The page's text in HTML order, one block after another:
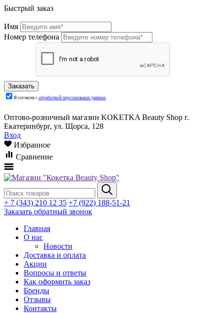
Быстрый заказ
Имя
Номер телефона
Я согласен с обработкой персональных данных
Оптово-розничный магазин KOKETKA Beauty Shop г.
Екатеринбург, ул. Щорса, 128
Вход
Избранное
Сравнение
+ 7 (343) 210 12 35 +7 (922) 188-51-21
Заказать обратный звонок
Главная
О нас
Новости
Доставка и оплата
Акции
Вопросы и ответы
Как оформить заказ
Бренды
Отзывы
Контакты